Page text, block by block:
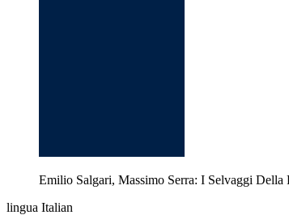
Emilio Salgari, Massimo Serra: I Selvaggi
lingua Italian